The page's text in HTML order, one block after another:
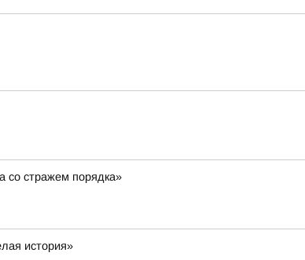
со стражем порядка»
история»